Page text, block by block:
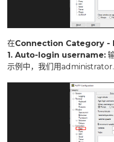
在Connection Category -
1. Auto-login username:
示例中，我们用administrator.